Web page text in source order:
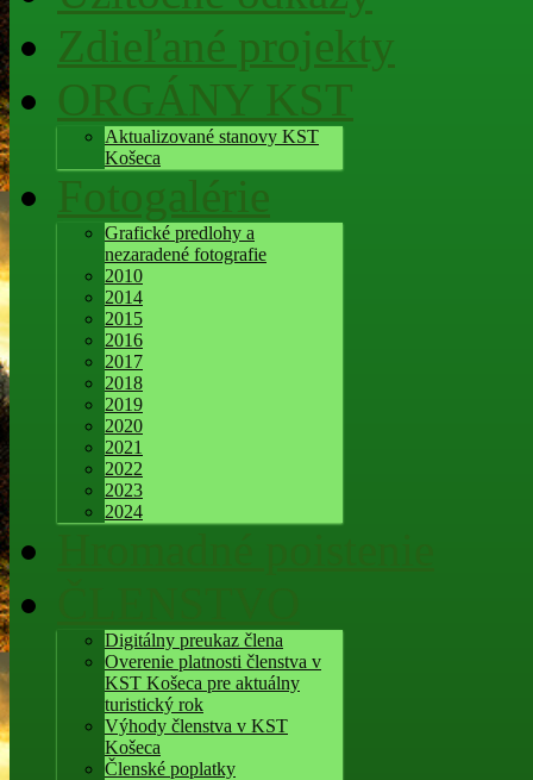
Zdieľané projekty
ORGÁNY KST
Aktualizované stanovy KST
Košeca
Fotogalérie
Grafické predlohy a
nezaradené fotografie
2010
2014
2015
2016
2017
2018
2019
2020
2021
2022
2023
2024
Digitálny preukaz člena
Overenie platnosti členstva v
KST Košeca pre aktuálny
turistický rok
Výhody členstva v KST
Košeca
Členské poplatky